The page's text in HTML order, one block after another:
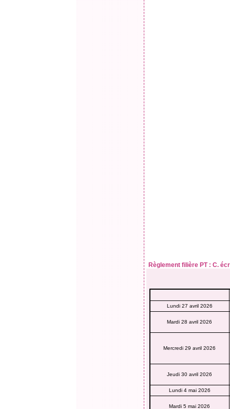
Règlement filière PT : C.
Lundi 27 avril 2026
Mardi 28 avril 2026
Mercredi 29 avril 2026
Jeudi 30 avril 2026
Lundi 4 mai 2026
Mardi 5 mai 2026